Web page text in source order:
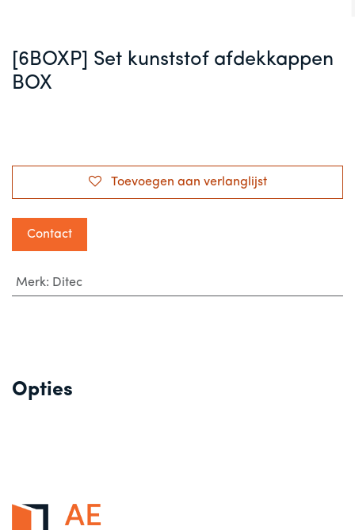
[6BOXP] Set kunststof afdekkappen
BOX
Toevoegen aan verlanglijst
Contact
Merk: Ditec
Opties